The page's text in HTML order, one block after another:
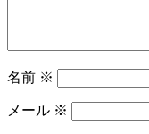
名前 ※
メール ※